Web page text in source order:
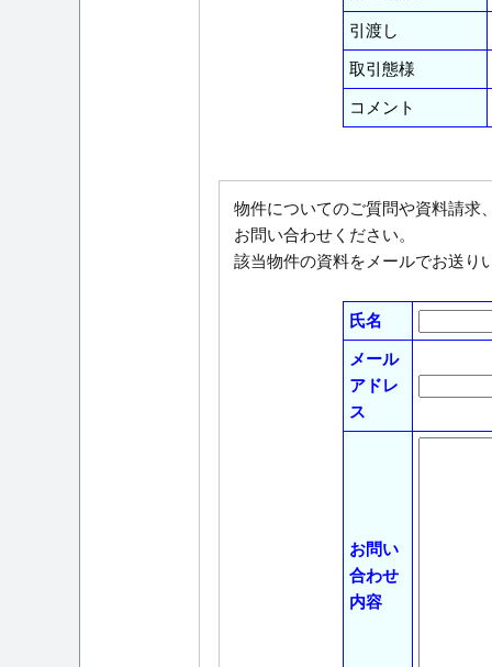
引渡し
取引態様
コメント
物件についてのご質問や資料請求
お問い合わせください。
該当物件の資料をメールでお送り
氏名
メール
アドレ
ス
お問い
合わせ
内容